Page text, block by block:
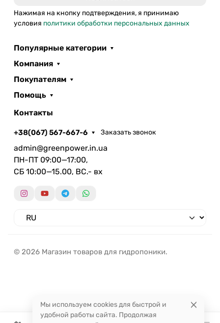
Нажимая на кнопку подтверждения, я принимаю
условия политики обработки персональных данных
Популярные категории
Компания
Покупателям
Помощь
Контакты
+38(067) 567-667-6 Заказать звонок
admin@greenpower.in.ua
ПН-ПТ 09:00—17:00,
СБ 10:00—15.00, ВС.- вх
© 2026 Магазин товаров для гидропоники.
Мы используем cookies для быстрой и
удобной работы сайта. Продолжая